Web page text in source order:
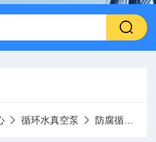
循环水真空泵 防腐循环水真空泵